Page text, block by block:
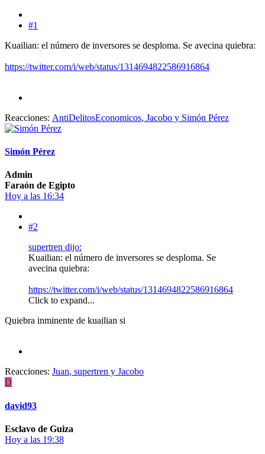
#1
Kuailian: el número de inversores se desploma. Se avecina quiebra:
https://twitter.com/i/web/status/1314694822586916864
Reacciones: AntiDelitosEconomicos, Jacobo y Simón Pérez
Simón Pérez
Admin
Faraón de Egipto
Hoy a las 16:34
#2
supertren dijo:
Kuailian: el número de inversores se desploma. Se
avecina quiebra:
https://twitter.com/i/web/status/1314694822586916864
Click to expand...
Quiebra inminente de kuailian si
Reacciones: Juan, supertren y Jacobo
D
david93
Esclavo de Guiza
Hoy a las 19:38